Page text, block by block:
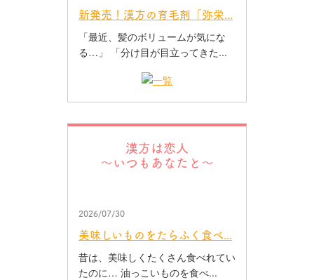
新発売！漢方の育毛剤「弥栄...
「最近、髪のボリュームが気にな
る…」 「分け目が目立ってきた...
漢方は恋人
～いつもあなたと～
2026/07/30
美味しいものをたらふく食べ...
昔は、美味しくたくさん食べれてい
たのに… 油っこいものを食べ...